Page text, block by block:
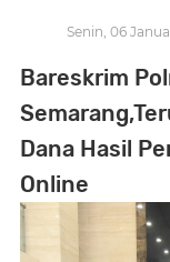
Senin, 06
Bareskrim
Dana Hasil
Online